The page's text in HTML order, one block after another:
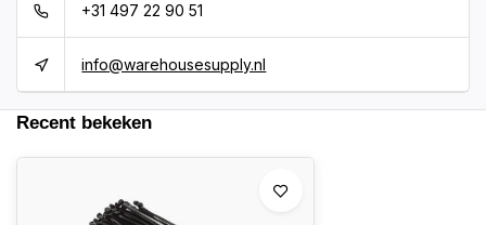
+31 497 22 90 51
info@warehousesupply.nl
Recent bekeken